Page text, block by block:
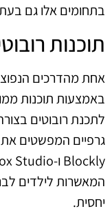
בתחומים אלו גם
תוכנות
אחת מהדרכים
באמצעות תוכנות
לתכנת רובוטים
גרפיים המפשטים את
המאשרות לילדים
יחסית.